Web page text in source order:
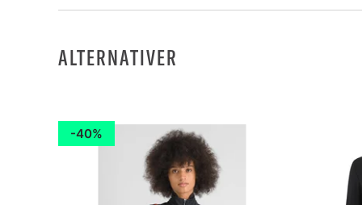
ALTERNATIVER
40%